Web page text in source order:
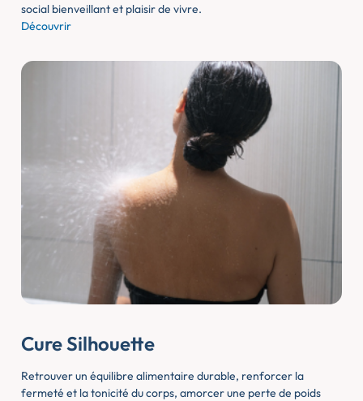
social bienveillant et plaisir de vivre.
Découvrir
Cure Silhouette
Retrouver un équilibre alimentaire durable, renforcer la
fermeté et la tonicité du corps, amorcer une perte de poids